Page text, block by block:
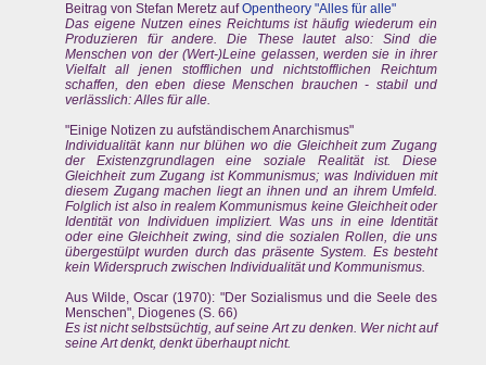
Beitrag von Stefan Meretz aufOpentheory "Alles für alle"
Das eigene Nutzen eines Reichtums ist häufig wiederum ein
Produzieren für andere. Die These lautet also: Sind die
Menschen von der (Wert-)Leine gelassen, werden sie in ihrer
Vielfalt all jenen stofflichen und nichtstofflichen Reichtum
schaffen, den eben diese Menschen brauchen - stabil und
verlässlich: Alles für alle.
"Einige Notizen zu aufständischem Anarchismus"
Individualität kann nur blühen wo die Gleichheit zum Zugang
der Existenzgrundlagen eine soziale Realität ist. Diese
Gleichheit zum Zugang ist Kommunismus; was Individuen mit
diesem Zugang machen liegt an ihnen und an ihrem Umfeld.
Folglich ist also in realem Kommunismus keine Gleichheit oder
Identität von Individuen impliziert. Was uns in eine Identität
oder eine Gleichheit zwing, sind die sozialen Rollen, die uns
übergestülpt wurden durch das präsente System. Es besteht
kein Widerspruch zwischen Individualität und Kommunismus.
Aus Wilde, Oscar (1970): "Der Sozialismus und die Seele des
Menschen", Diogenes (S. 66)
Es ist nicht selbstsüchtig, auf seine Art zu denken. Wer nicht auf
seine Art denkt, denkt überhaupt nicht.